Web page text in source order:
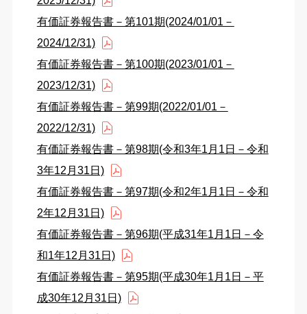
有価証券報告書－第101期(2024/01/01－
2024/12/31)
有価証券報告書－第100期(2023/01/01－
2023/12/31)
有価証券報告書－第99期(2022/01/01－
2022/12/31)
有価証券報告書－第98期(令和3年1月1日－令和
3年12月31日)
有価証券報告書－第97期(令和2年1月1日－令和
2年12月31日)
有価証券報告書－第96期(平成31年1月1日－令
和1年12月31日)
有価証券報告書－第95期(平成30年1月1日－平
成30年12月31日)